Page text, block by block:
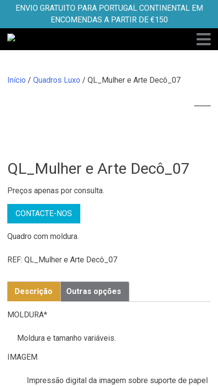
content
ENVIO GRATUITO PARA PORTUGAL CONTINENTAL EM
ENCOMENDAS A PARTIR DE €150
Início / Quadros Luxo / QL_Mulher e Arte Decô_07
QL_Mulher e Arte Decô_07
Preços apenas por consulta.
CONTACTE-NOS
Quadro com moldura.
REF: QL_Mulher e Arte Decô_07
Descrição Outras opções
MOLDURA*
Moldura e tamanho variáveis.
IMAGEM
Impressão digital da imagem sobre suporte de papel